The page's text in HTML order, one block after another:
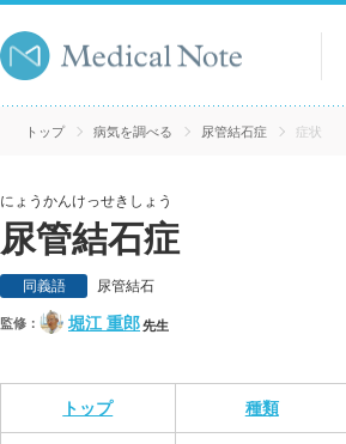
トップ 病気を調べる 尿管結石症 症状
にょうかんけっせきしょう
尿管結石症
同義語 尿管結石
監修： 堀江 重郎先生
トップ 種類